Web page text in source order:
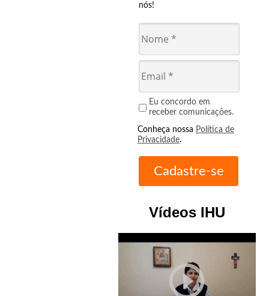
nós!
Eu concordo em
receber comunicações.
Conheça nossa Política de
Privacidade.
Vídeos IHU
play_circle_outline